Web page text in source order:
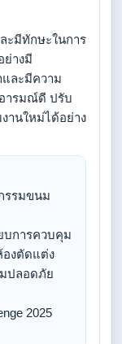
ะมีทักษะในการ
ย่างมี
ละมีความ
ารมณ์ดี ปรับ
านใหม่ได้อย่าง
รรมขนม
บการควบคุม
งตัดแต่ง
ปลอดภัย
2025